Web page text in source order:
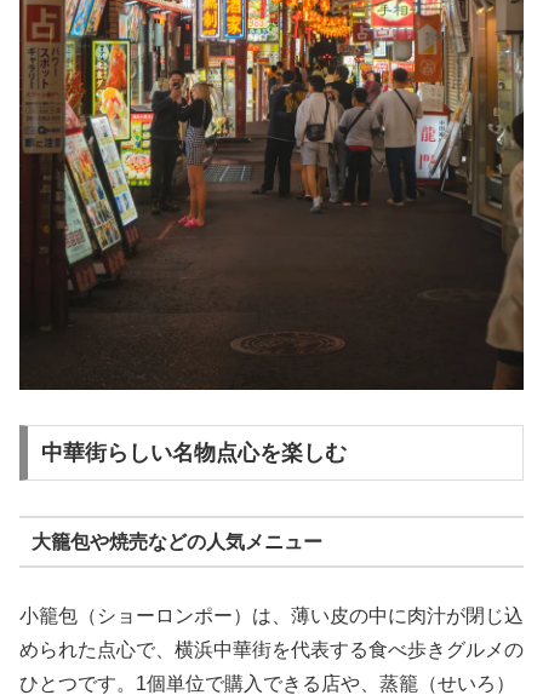
中華街らしい名物点心を楽しむ
大籠包や焼売などの人気メニュー
小籠包（ショーロンポー）は、薄い皮の中に肉汁が閉じ込
められた点心で、横浜中華街を代表する食べ歩きグルメの
ひとつです。1個単位で購入できる店や、蒸籠（せいろ）